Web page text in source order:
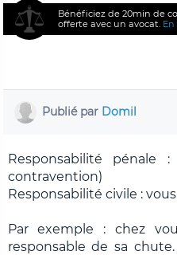
Bénéficiez de 20min de
offerte avec un avocat.
Publié par Domil
Responsabilité
contravention)
Responsabilité civile :
Par exemple : chez
responsable de sa